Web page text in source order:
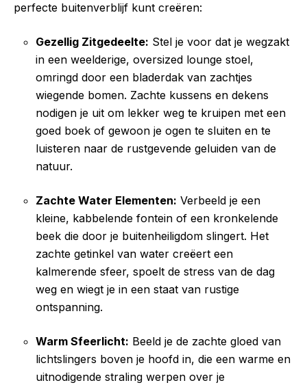
perfecte buitenverblijf kunt creëren:
Gezellig Zitgedeelte: Stel je voor dat je wegzakt
in een weelderige, oversized lounge stoel,
omringd door een bladerdak van zachtjes
wiegende bomen. Zachte kussens en dekens
nodigen je uit om lekker weg te kruipen met een
goed boek of gewoon je ogen te sluiten en te
luisteren naar de rustgevende geluiden van de
natuur.
Zachte Water Elementen: Verbeeld je een
kleine, kabbelende fontein of een kronkelende
beek die door je buitenheiligdom slingert. Het
zachte getinkel van water creëert een
kalmerende sfeer, spoelt de stress van de dag
weg en wiegt je in een staat van rustige
ontspanning.
Warm Sfeerlicht: Beeld je de zachte gloed van
lichtslingers boven je hoofd in, die een warme en
uitnodigende straling werpen over je